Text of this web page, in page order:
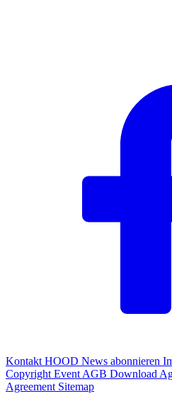
Kontakt HOOD News abonnieren
Copyright Event AGB Download
Agreement Sitemap